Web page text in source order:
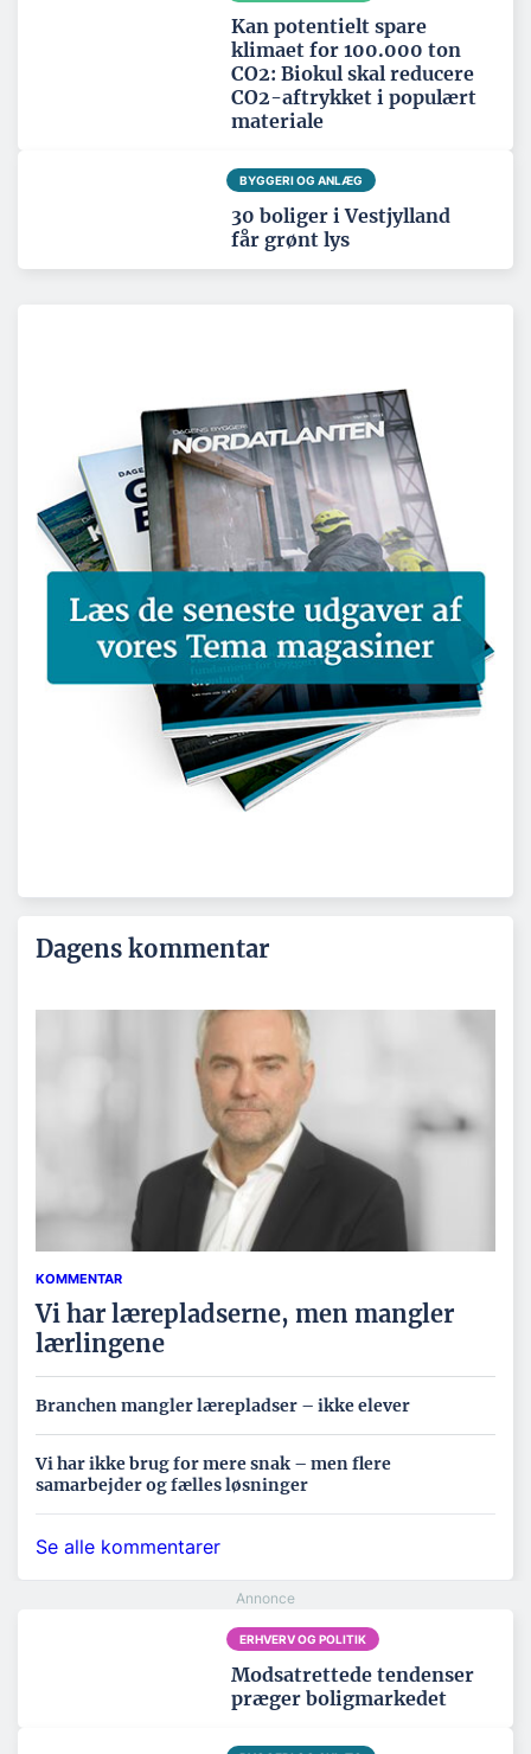
Kan potentielt spare
klimaet for 100.000 ton
CO2: Biokul skal reducere
CO2-aftrykket i populært
materiale
BYGGERI OG ANLÆG
30 boliger i Vestjylland
får grønt lys
Dagens kommentar
KOMMENTAR
Vi har lærepladserne, men mangler
lærlingene
Branchen mangler lærepladser – ikke elever
Vi har ikke brug for mere snak – men flere
samarbejder og fælles løsninger
Se alle kommentarer
ERHVERV OG POLITIK
Modsatrettede tendenser
præger boligmarkedet